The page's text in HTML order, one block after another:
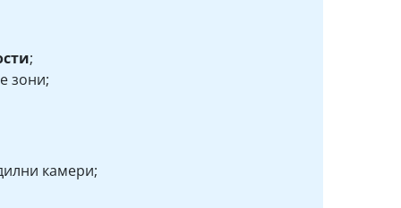
;
зони;
камери;